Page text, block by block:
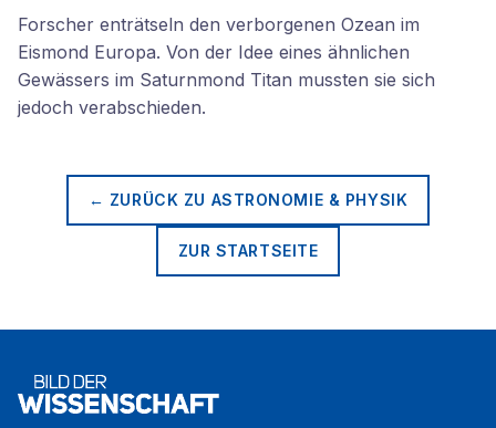
Forscher enträtseln den verborgenen Ozean im
Eismond Europa. Von der Idee eines ähnlichen
Gewässers im Saturnmond Titan mussten sie sich
jedoch verabschieden.
← ZURÜCK ZU ASTRONOMIE & PHYSIK
ZUR STARTSEITE